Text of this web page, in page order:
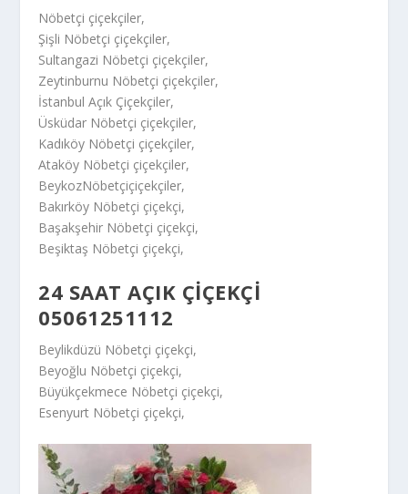
Nöbetçi çiçekçiler,
Şişli Nöbetçi çiçekçiler,
Sultangazi Nöbetçi çiçekçiler,
Zeytinburnu Nöbetçi çiçekçiler,
İstanbul Açık Çiçekçiler,
Üsküdar Nöbetçi çiçekçiler,
Kadıköy Nöbetçi çiçekçiler,
Ataköy Nöbetçi çiçekçiler,
BeykozNöbetçiçiçekçiler,
Bakırköy Nöbetçi çiçekçi,
Başakşehir Nöbetçi çiçekçi,
Beşiktaş Nöbetçi çiçekçi,
24 SAAT AÇIK ÇIÇEKÇI
05061251112
Beylikdüzü Nöbetçi çiçekçi,
Beyoğlu Nöbetçi çiçekçi,
Büyükçekmece Nöbetçi çiçekçi,
Esenyurt Nöbetçi çiçekçi,